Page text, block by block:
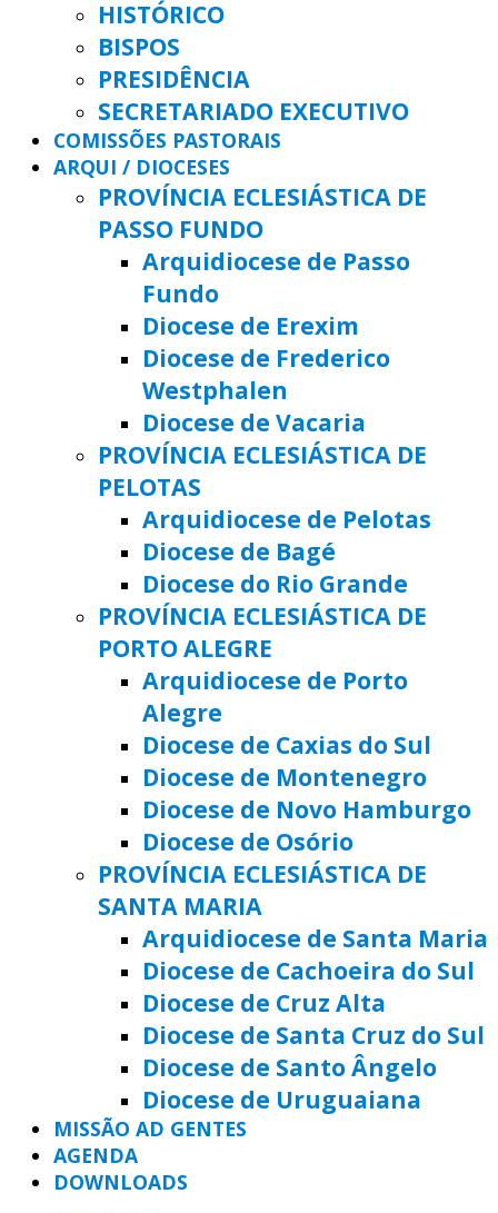
HISTÓRICO
BISPOS
PRESIDÊNCIA
SECRETARIADO EXECUTIVO
COMISSÕES PASTORAIS
ARQUI / DIOCESES
PROVÍNCIA ECLESIÁSTICA DE
PASSO FUNDO
Arquidiocese de Passo
Fundo
Diocese de Erexim
Diocese de Frederico
Westphalen
Diocese de Vacaria
PROVÍNCIA ECLESIÁSTICA DE
PELOTAS
Arquidiocese de Pelotas
Diocese de Bagé
Diocese do Rio Grande
PROVÍNCIA ECLESIÁSTICA DE
PORTO ALEGRE
Arquidiocese de Porto
Alegre
Diocese de Caxias do Sul
Diocese de Montenegro
Diocese de Novo Hamburgo
Diocese de Osório
PROVÍNCIA ECLESIÁSTICA DE
SANTA MARIA
Arquidiocese de Santa Maria
Diocese de Cachoeira do Sul
Diocese de Cruz Alta
Diocese de Santa Cruz do Sul
Diocese de Santo Ângelo
Diocese de Uruguaiana
MISSÃO AD GENTES
AGENDA
DOWNLOADS